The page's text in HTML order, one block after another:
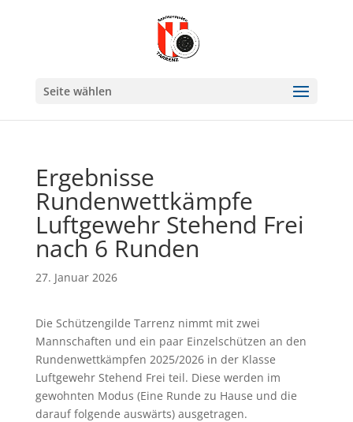
Seite wählen
Ergebnisse
Rundenwettkämpfe
Luftgewehr Stehend Frei
nach 6 Runden
27. Januar 2026
Die Schützengilde Tarrenz nimmt mit zwei
Mannschaften und ein paar Einzelschützen an den
Rundenwettkämpfen 2025/2026 in der Klasse
Luftgewehr Stehend Frei teil. Diese werden im
gewohnten Modus (Eine Runde zu Hause und die
darauf folgende auswärts) ausgetragen.